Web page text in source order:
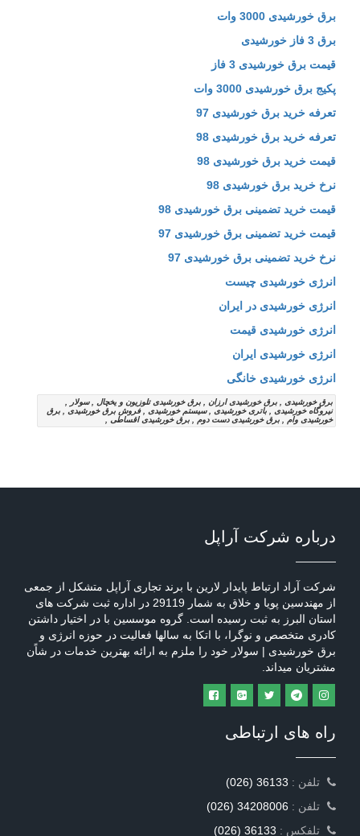
برق خورشیدی 3000 وات
برق 3 فاز خورشیدی
قیمت برق خورشیدی 3 فاز
پکیج برق خورشیدی 3000 وات
تعرفه خرید برق خورشیدی 97
تعرفه خرید برق خورشیدی 98
قیمت خرید برق خورشیدی 98
نرخ خرید برق خورشیدی 98
قیمت خرید تضمینی برق خورشیدی 98
قیمت خرید تضمینی برق خورشیدی 97
نرخ خرید تضمینی برق خورشیدی 97
انرژی خورشیدی چیست
انرژی خورشیدی در ایران
انرژی خورشیدی قیمت
انرژی خورشیدی ایران
انرژی خورشیدی خانگی
برق خورشیدی , برق خورشیدی ارزان , برق خورشیدی تلوزیون و یخچال , سولار ,
نیروگاه خورشیدی , باتری خورشیدی , سیستم خورشیدی , فروش برق خورشیدی , برق
خورشیدی وام , برق خورشیدی دست دوم , برق خورشیدی اقساطی ,
درباره شرکت آراپل
شرکت آراد ارتباط پایدار لارین با برند تجاری آراپل متشکل از جمعی
از مهندسین پویا و خلاق به شمار 29119 در اداره ثبت شرکت های
استان البرز به ثبت رسیده است. گروه موسسین با در اختیار داشتن
کادری متخصص و نوگرا، با اتکا به سالها فعالیت در حوزه انرژی و
برق خورشیدی | سولار خود را ملزم به ارائه بهترین خدمات در شاًن
مشتریان میداند.
راه های ارتباطی
(026) 36133
(026) 34208006
(026) 36133